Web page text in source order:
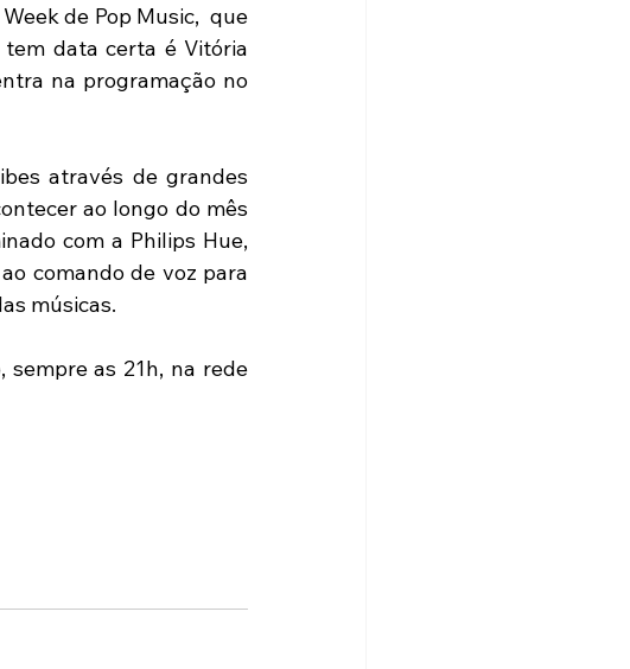
de Pop Music,  que
data certa é Vitória
na programação no
através de grandes
ao longo do mês
com a Philips Hue,
comando de voz para
músicas.
as 21h, na rede